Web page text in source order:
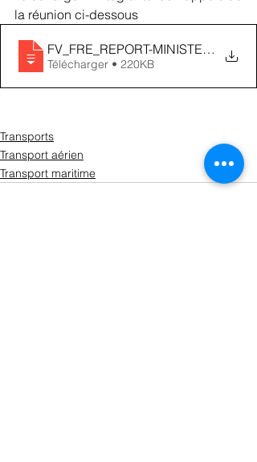
la réunion ci-dessous
FV_FRE_REPORT-
Télécharger • 220KB
Transports
Transport aérien
Transport maritime